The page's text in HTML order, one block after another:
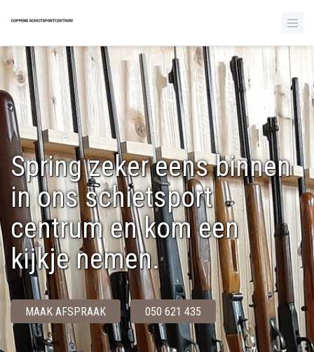
Spring zeker eens binnen
in ons schietsport
centrum en kom een
kijkje nemen.
MAAK AFSPRAAK 050 621 435